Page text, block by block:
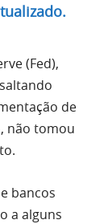
(Fed),
de
não tomou
bancos
a alguns